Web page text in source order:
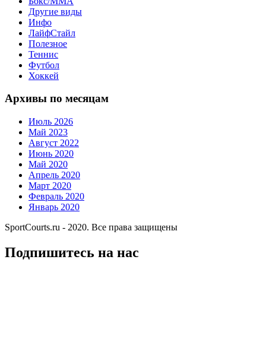
Другие виды
Инфо
ЛайфСтайл
Полезное
Теннис
Футбол
Хоккей
Архивы по месяцам
Июль 2026
Май 2023
Август 2022
Июнь 2020
Май 2020
Апрель 2020
Март 2020
Февраль 2020
Январь 2020
SportCourts.ru - 2020. Все права защищены
Подпишитесь на нас